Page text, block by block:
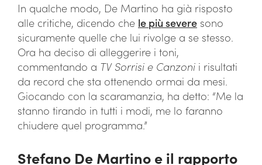
In qualche modo, De Martino ha già risposto
alle critiche, dicendo che le più severe sono
sicuramente quelle che lui rivolge a se stesso.
Ora ha deciso di alleggerire i toni,
commentando a TV Sorrisi e Canzoni i risultati
da record che sta ottenendo ormai da mesi.
Giocando con la scaramanzia, ha detto: “Me la
stanno tirando in tutti i modi, me lo faranno
chiudere quel programma.”
Stefano De Martino e il rapporto